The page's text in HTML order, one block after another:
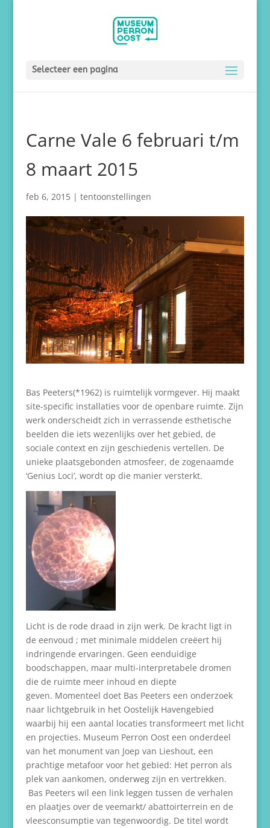
Selecteer een pagina
Carne Vale 6 februari t/m
8 maart 2015
feb 6, 2015| tentoonstellingen
Bas Peeters(*1962) is ruimtelijk vormgever. Hij maakt
site-specific installaties voor de openbare ruimte. Zijn
werk onderscheidt zich in verrassende esthetische
beelden die iets wezenlijks over het gebied, de
sociale context en zijn geschiedenis vertellen. De
unieke plaatsgebonden atmosfeer, de zogenaamde
‘Genius Loci’, wordt op die manier versterkt.
Licht is de rode draad in zijn werk. De kracht ligt in
de eenvoud ; met minimale middelen creëert hij
indringende ervaringen. Geen eenduidige
boodschappen, maar multi-interpretabele dromen
die de ruimte meer inhoud en diepte
geven. Momenteel doet Bas Peeters een onderzoek
naar lichtgebruik in het Oostelijk Havengebied
waarbij hij een aantal locaties transformeert met licht
en projecties. Museum Perron Oost een onderdeel
van het monument van Joep van Lieshout, een
prachtige metafoor voor het gebied: Het perron als
plek van aankomen, onderweg zijn en vertrekken.
Bas Peeters wil een link leggen tussen de verhalen
en plaatjes over de veemarkt/ abattoirterrein en de
vleesconsumptie van tegenwoordig. De titel wordt